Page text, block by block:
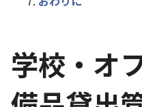
学校・オ